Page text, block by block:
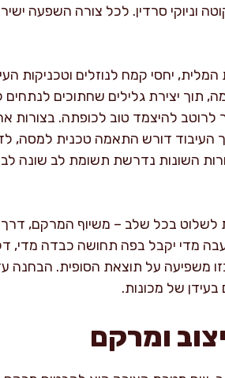
ריקוטה וניוקי סרדין. לכל צורה
המלית, יחסי קמח לנוזלים וטכניקות
תוך יצירת גלילים שחתוכים לנתחים
להיצמד טוב לכופתה. בצורות
העיבוד דורש התאמה טכנית למסה,
השונות נדרשת תשומת לב שונה
לשלוט בכל שלב – משיוף המרקם,
עבה מדי יקבל בפה תחושה כבדה
כזו משפיעה על תוצאת הסופית.
של מכונות.
ומרקם